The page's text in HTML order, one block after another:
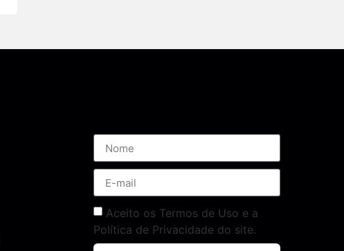
Aceito os Termos de Uso e a
Política de Privacidade do site.